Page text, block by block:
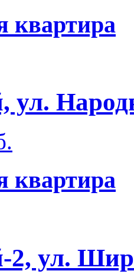
квартира
ул.
квартира
2, ул.